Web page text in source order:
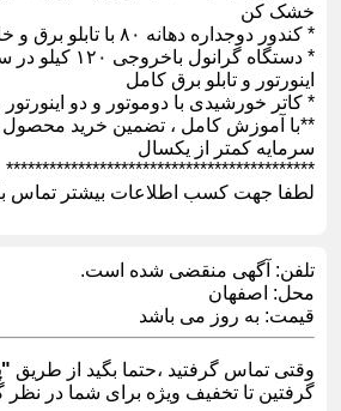
خشک کن
* کندور دوجداره دهانه ۸۰ با تابلو برق و خازن کاهنده
* دستگاه گرانول
اینورتور و تابلو برق کامل
* کاتر خورشیدی با دوموتور و دو اینورتور
**با آموزش کامل ، تضمین خرید
سرمایه کمتر از یکسال
*******************************************
لطفا جهت کسب اطلاعات بیشتر تماس
تلفن: آگهی منقضی شده است.
محل: اصفهان
قیمت: به روز می باشد
وقتی تماس گرفتید ،حتما بگید از طریق
گرفتین تا تخفیف ویژه برای شما در نظر